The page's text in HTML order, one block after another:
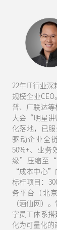
22年IT行业深
规模企业
普、广联达
大会“明星讲
化落地，已
驱动企业全
50%+、业务
级”压缩至“
“成本中心
标杆项目：
务平台（北
（酒仙网）
字员工体系
化为可量化的